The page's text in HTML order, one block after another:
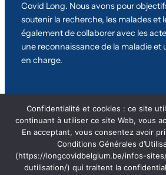
Covid Long. Nous avons pour
soutenir la recherche, les malades et
également de collaborer avec les
une reconnaissance de la maladie et
en charge.
Statuts de l’association|
© Copyright 2025 –
#Longcovidbelgium
Confidentialité et cookies : ce site
continuant à utiliser ce site Web, vous
En acceptant, vous consentez avoir
Conditions Générales
(https://longcovidbelgium.be/infos-
dutilisation/) qui traitent la